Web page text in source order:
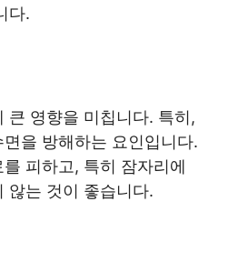
다.
큰 영향을 미칩니다. 특히,
을 방해하는 요인입니다.
피하고, 특히 잠자리에
않는 것이 좋습니다.